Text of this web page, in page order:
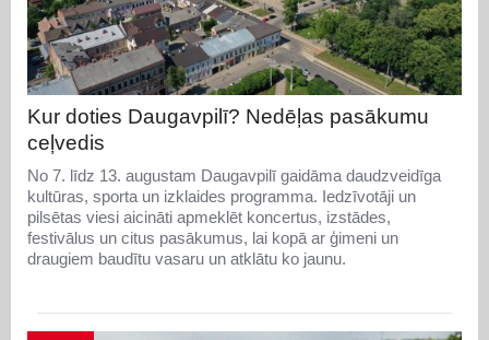
Kur doties Daugavpilī? Nedēļas pasākumu
ceļvedis
No 7. līdz 13. augustam Daugavpilī gaidāma daudzveidīga
kultūras, sporta un izklaides programma. Iedzīvotāji un
pilsētas viesi aicināti apmeklēt koncertus, izstādes,
festivālus un citus pasākumus, lai kopā ar ģimeni un
draugiem baudītu vasaru un atklātu ko jaunu.